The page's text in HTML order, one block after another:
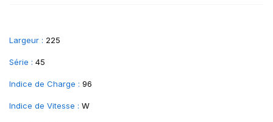
Largeur : 225
Série : 45
Indice de Charge : 96
Indice de Vitesse : W